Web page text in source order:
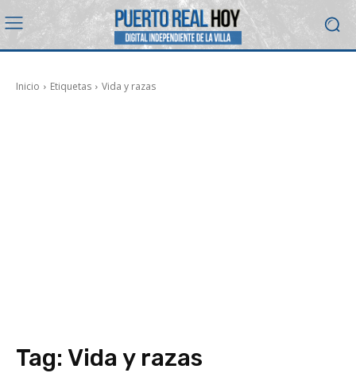
Inicio Etiquetas Vida y razas
Tag: Vida y razas